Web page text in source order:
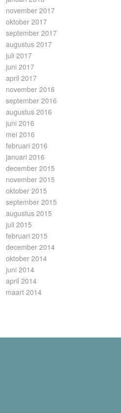
november 2017
oktober 2017
september 2017
augustus 2017
juli 2017
juni 2017
april 2017
november 2016
september 2016
augustus 2016
juni 2016
mei 2016
februari 2016
januari 2016
december 2015
november 2015
oktober 2015
september 2015
augustus 2015
juli 2015
februari 2015
december 2014
oktober 2014
juni 2014
april 2014
maart 2014